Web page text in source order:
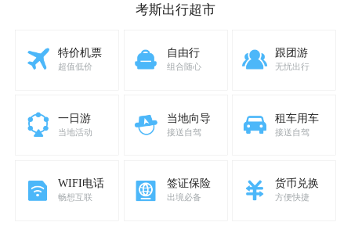
考斯出行超市
特价机票
超值低价
自由行
组合随心
跟团游
无忧出行
一日游
当地活动
当地向导
接送自驾
租车用车
接送自驾
WIFI电话
畅想互联
签证保险
出境必备
货币兑换
方便快捷